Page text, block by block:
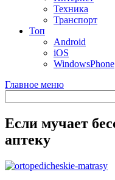
Техника
Транспорт
Топ
Android
iOS
WindowsPhone
Главное меню
Если мучает
аптеку